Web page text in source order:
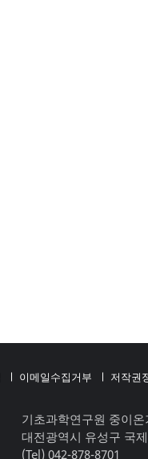
이메일수집거부 저작권
기초과학연구원 중이
대전광역시 유성구 국
(Tel) 042-878-8701